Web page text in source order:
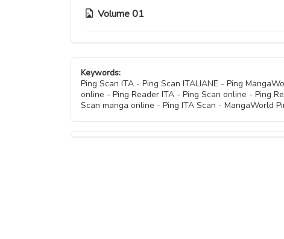
Capitolo 22
Capitolo 20
Capitolo 18
Capitolo 16
Capitolo 15
Capitolo 12
Capitolo 10
Capitolo 09
Volume 01
Capitolo 05
Capitolo 04
Keywords:
Ping Scan ITA - Ping Scan ITALIANE - Ping
online - Ping Reader ITA - Ping Scan online - Ping
Scan manga online - Ping ITA Scan - MangaWorld